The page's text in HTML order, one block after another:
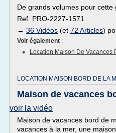
De grands volumes pour cette
Ref: PRO-2227-1571
→ 36 Vidéos (et 72 Articles)
Voir également :
Location Maison De Vacances
LOCATION MAISON BORD DE LA
Maison de vacances
voir la vidéo
Maison de vacances bord de
vacances à la mer, une